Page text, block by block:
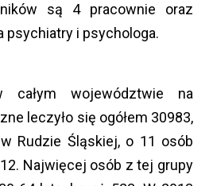
są 4 pracownie oraz
psychiatry i psychologa.
województwie na
leczyło się ogółem 30983,
Rudzie Śląskiej, o 11 osób
Najwięcej osób z tej grupy